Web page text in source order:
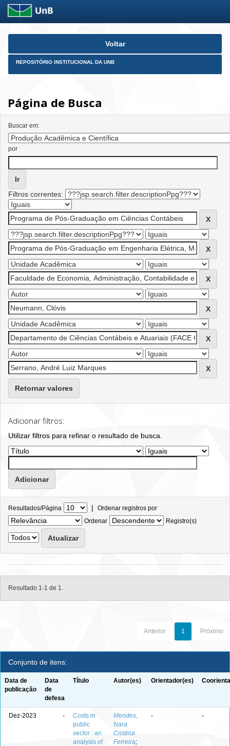
Skip
Voltar
REPOSITÓRIO INSTITUCIONAL DA UNB
Página de Busca
Buscar em:
por
Filtros correntes:
Retornar valores
Adicionar filtros:
Utilizar filtros para refinar o resultado de busca.
Resultados/Página | Ordenar registros por
Ordenar
Registro(s)
Resultado 1-1 de 1.
Anterior 1 Próximo
Conjunto de itens:
Data de
publicação
Data
de
defesa
Título Autor(es) Orientador(es)
Dez-2023 -
Costs in
public
sector : an
analysis of
Mendes,
Nara
Cristina
Ferreira;
- -